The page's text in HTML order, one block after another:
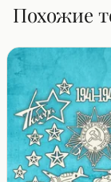
Похожие